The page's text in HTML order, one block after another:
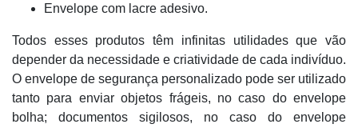
Envelope com lacre adesivo.
Todos esses produtos têm infinitas utilidades que vão
depender da necessidade e criatividade de cada indivíduo.
O envelope de segurança personalizado pode ser utilizado
tanto para enviar objetos frágeis, no caso do envelope
bolha; documentos sigilosos, no caso do envelope